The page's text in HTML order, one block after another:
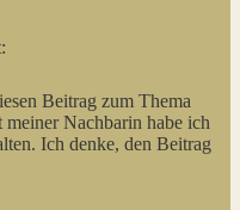
Beitrag zum Thema
Nachbarin habe ich
Ich denke, den Beitrag